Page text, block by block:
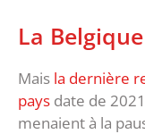
La
Mais la dernière
pays date de
menaient à la